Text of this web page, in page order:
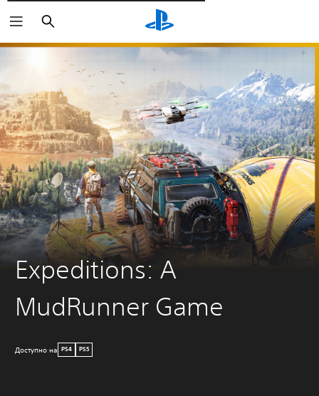
Пошук
Expeditions: A
MudRunner Game
Доступно на PS4 PS5